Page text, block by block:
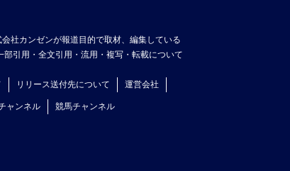
社カンゼンが報道目的で取材、編集している
引用・全文引用・流用・複写・転載について
リリース送付先について 運営会社
ャンネル 競馬チャンネル